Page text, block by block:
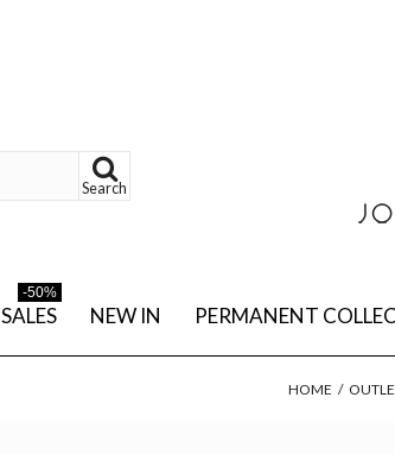
Search
SALES
-50%
NEW IN PERMANENT
HOME /